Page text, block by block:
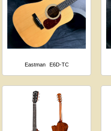
Eastman E6D-TC